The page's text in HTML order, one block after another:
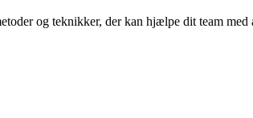
og teknikker, der kan hjælpe dit team